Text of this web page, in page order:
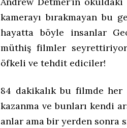
kamerayı bırakmayan bu
hayatta böyle insanlar
müthiş filmler
öfkeli ve tehdit ediciler!
84 dakikalık bu filmde her
kazanma ve bunları kendi
anlar ama bir yerden sonra